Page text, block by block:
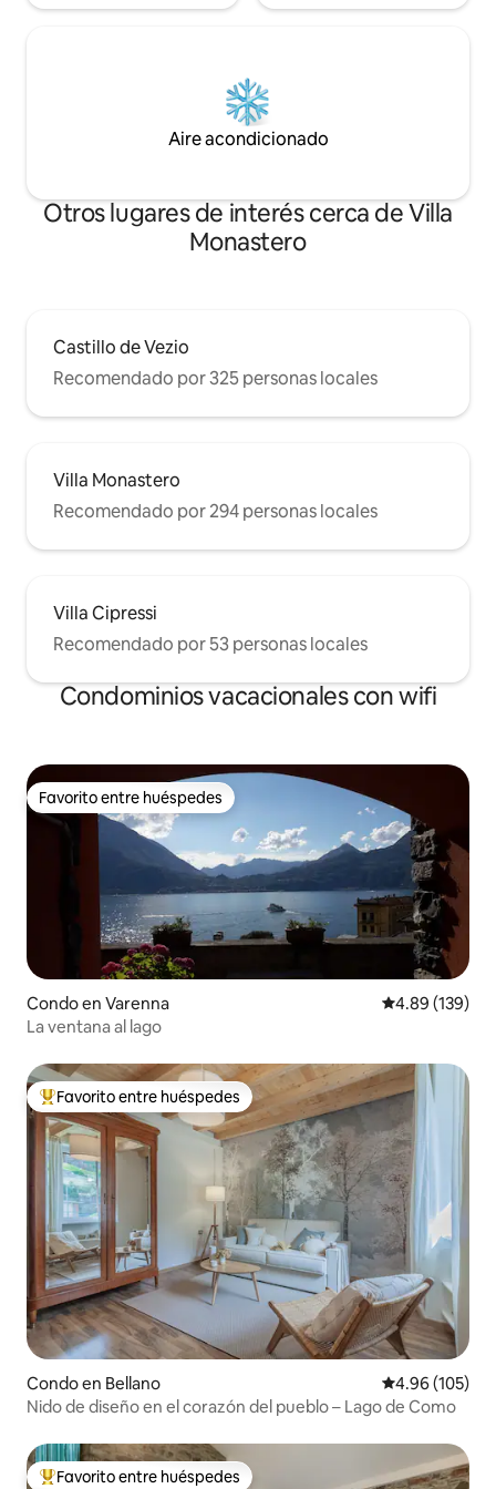
Aire acondicionado
Otros lugares de interés cerca de Villa
Monastero
Castillo de Vezio
Recomendado por 325 personas locales
Villa Monastero
Recomendado por 294 personas locales
Villa Cipressi
Recomendado por 53 personas locales
Condominios vacacionales con wifi
Favorito entre huéspedes
Favorito entre huéspedes
Condo en Varenna Calificación
4.89 (139)
La ventana al lago
Favorito entre huéspedes preferido
Favorito entre huéspedes
Condo en Bellano Calificación
4.96 (105)
Nido de diseño en el corazón del pueblo – Lago de Como
Favorito entre huéspedes